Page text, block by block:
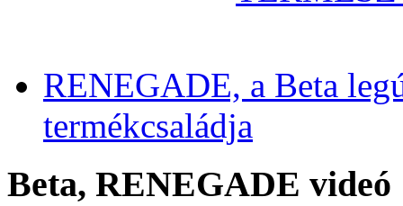
RENEGADE, a Beta
termékcsaládja
Beta, RENEGADE videó